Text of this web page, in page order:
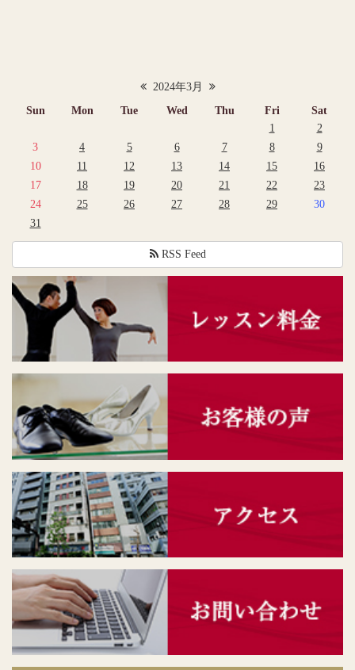
2024年3月
Sun
Mon Tue Wed Thu Fri
Sat
1
2
3
4 5 6 7 8
9
10
11 12 13 14 15
16
17
18 19 20 21 22
23
24
25 26 27 28 29
30
31
RSS Feed